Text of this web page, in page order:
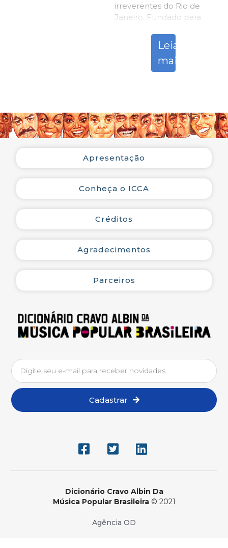
irreverentes do Rio de
Janeiro. Fundado para
setembro, só dois anos
depois passou a desfilar
no carnaval. O primeiro
enredo foi uma crítica ao
dirigentes do bloco. Sua
concentração é feita nos
bares da Cobal do
seguem pela Rua
fazem a volta na Rua
Rua São Clemente,
encerrando o desfile no
ponto onde começou.
Como o nome sugere,
desfila na segunda-feira à
composto por Noca da
Medronho, baseado no
enredo “O x é a solução”,
de se tornar Petrobrax.
Suas cores são a
vermelha, a azul e a
BIBLIOGRAFIA CRÍTICA:
ALBIN, Ricardo Cravo.
Ilustrado Música Popular
Brasileira – Criação e
Cravo Albin. Edição:
Leia
mais
Apresentação
Conheça o ICCA
Créditos
Agradecimentos
Parceiros
Cadastrar
Dicionário Cravo Albin Da
Música Popular Brasileira © 2021
Agência OD